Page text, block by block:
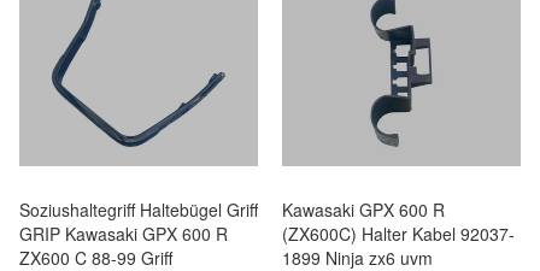
Soziushaltegriff Haltebügel Griff
GRIP Kawasaki GPX 600 R
ZX600 C 88-99 Griff
Kawasaki GPX 600 R
(ZX600C) Halter Kabel 92037-
1899 Ninja zx6 uvm